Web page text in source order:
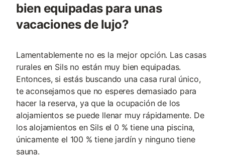
bien equipadas para unas
vacaciones de lujo?
Lamentablemente no es la mejor opción. Las casas
rurales en Sils no están muy bien equipadas.
Entonces, si estás buscando una casa rural único,
te aconsejamos que no esperes demasiado para
hacer la reserva, ya que la ocupación de los
alojamientos se puede llenar muy rápidamente. De
los alojamientos en Sils el 0 % tiene una piscina,
únicamente el 100 % tiene jardín y ninguno tiene
sauna.